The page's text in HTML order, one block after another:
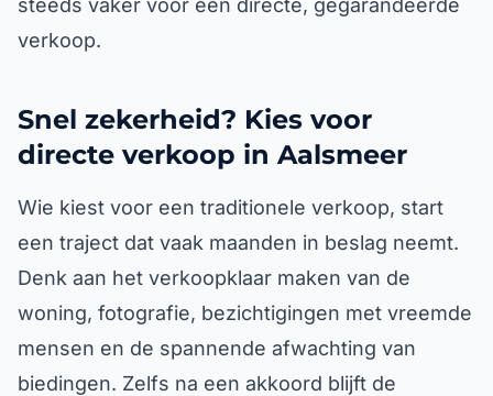
steeds vaker voor een directe, gegarandeerde
verkoop.
Snel zekerheid? Kies voor
directe verkoop in Aalsmeer
Wie kiest voor een traditionele verkoop, start
een traject dat vaak maanden in beslag neemt.
Denk aan het verkoopklaar maken van de
woning, fotografie, bezichtigingen met vreemde
mensen en de spannende afwachting van
biedingen. Zelfs na een akkoord blijft de